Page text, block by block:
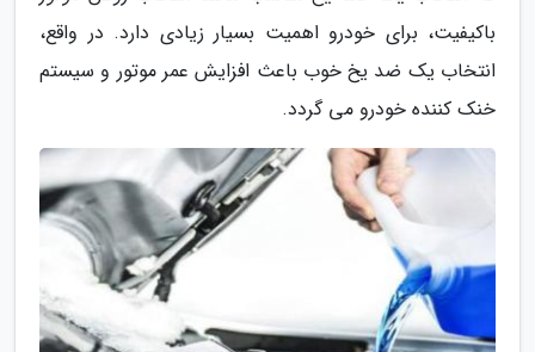
باکیفیت، برای خودرو اهمیت بسیار زیادی دارد. در واقع،
انتخاب یک ضد یخ خوب باعث افزایش عمر موتور و سیستم
خنک کننده خودرو می گردد.